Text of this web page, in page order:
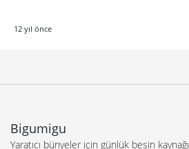
12 yıl önce
Bigumigu
Yaratıcı bünyeler için günlük besin kaynağı